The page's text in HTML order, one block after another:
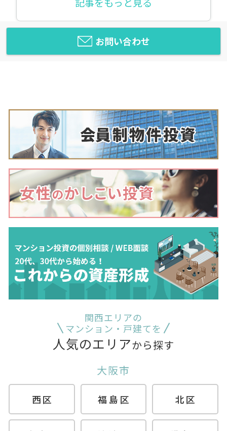
お問い合わせ
関西エリアの
マンション・戸建てを
人気のエリアから探す
大阪市
西区 福島区 北区